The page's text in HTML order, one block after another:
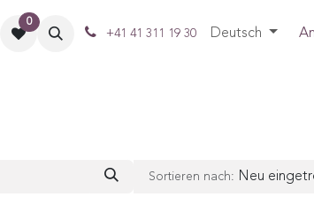
0
+41 41 311 19 30 Deutsch
Sortieren nach: Neu